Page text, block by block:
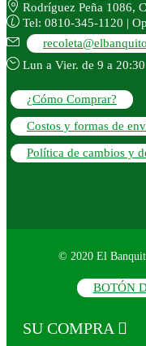
Rodríguez Peña 1086,
Tel: 0810-345-1120 |
Lun a Vier. de 9 a
¿Cómo Comprar?
Costos y formas de
Política de cambios y
© 2020 El
BOTÓN
SU COMPRA